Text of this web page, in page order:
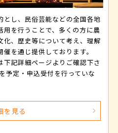
とし、民俗芸能などの全国各地
用を行うことで、多くの方に農
化、歴史等について考え、理解
を通じ提供しております。
記詳細ページよりご確認下さ
予定・申込受付を行っていな
を見る